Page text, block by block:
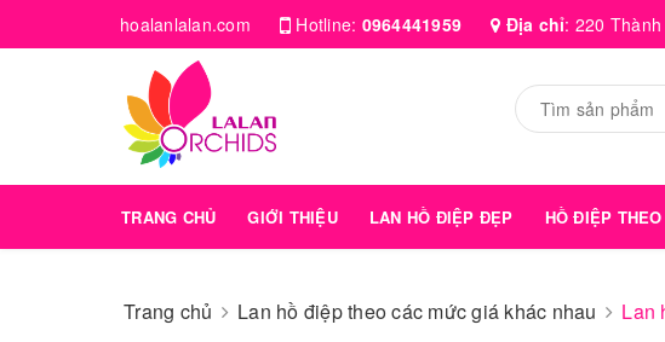
hoalanlalan.com Hotline: 0964441959 Địa chỉ: 220
TRANG CHỦ GIỚI THIỆU LAN HỒ ĐIỆP ĐẸP HỒ ĐIỆP
Trang chủ Lan hồ điệp theo các mức giá khác nhau Lan